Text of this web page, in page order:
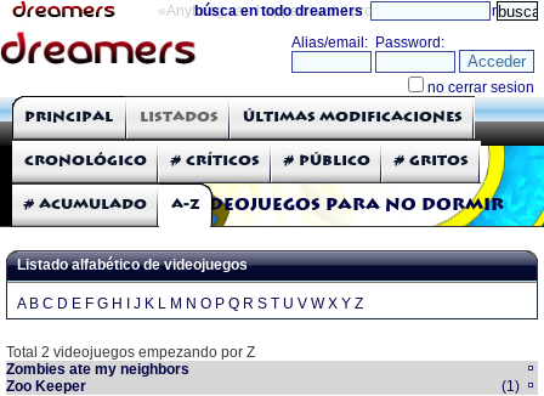
«Anything can happen and it probably will» directorio
búsca en todo dreamers
THE DREAMERS
Críticas: Videojuegos
Videojuegos para no dormir
Principal Listados Últimas modificaciones
Cronológico # Críticos # Público # Gritos
# Acumulado A-Z
Listado alfabético de videojuegos
A B C D E F G H J K L M N O P Q R S T U V W X Y Z
Total 2 videojuegos empezando por Z
Zombies ate my neighbors
Zoo Keeper
(1)